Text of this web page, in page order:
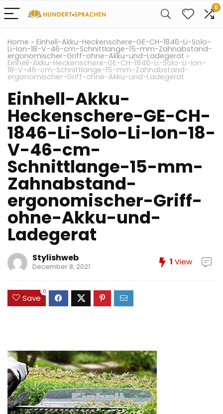
0
Home » Einhell-Akku-Heckenschere-GE-CH-1846-Li-Solo-
Li-Ion-18-V-46-cm-Schnittlange-15-mm-Zahnabstand-
ergonomischer-Griff-ohne-Akku-und-Ladegerat »
Einhell-Akku-Heckenschere-GE-CH-1846-Li-Solo-Li-Ion-
18-V-46-cm-Schnittlange-15-mm-Zahnabstand-
ergonomischer-Griff-ohne-Akku-und-Ladegerat
Einhell-Akku-
Heckenschere-GE-CH-
1846-Li-Solo-Li-Ion-18-
V-46-cm-
Schnittlange-15-mm-
Zahnabstand-
ergonomischer-Griff-
ohne-Akku-und-
Ladegerat
Stylishweb
December 8, 2021 1 View
Save
0